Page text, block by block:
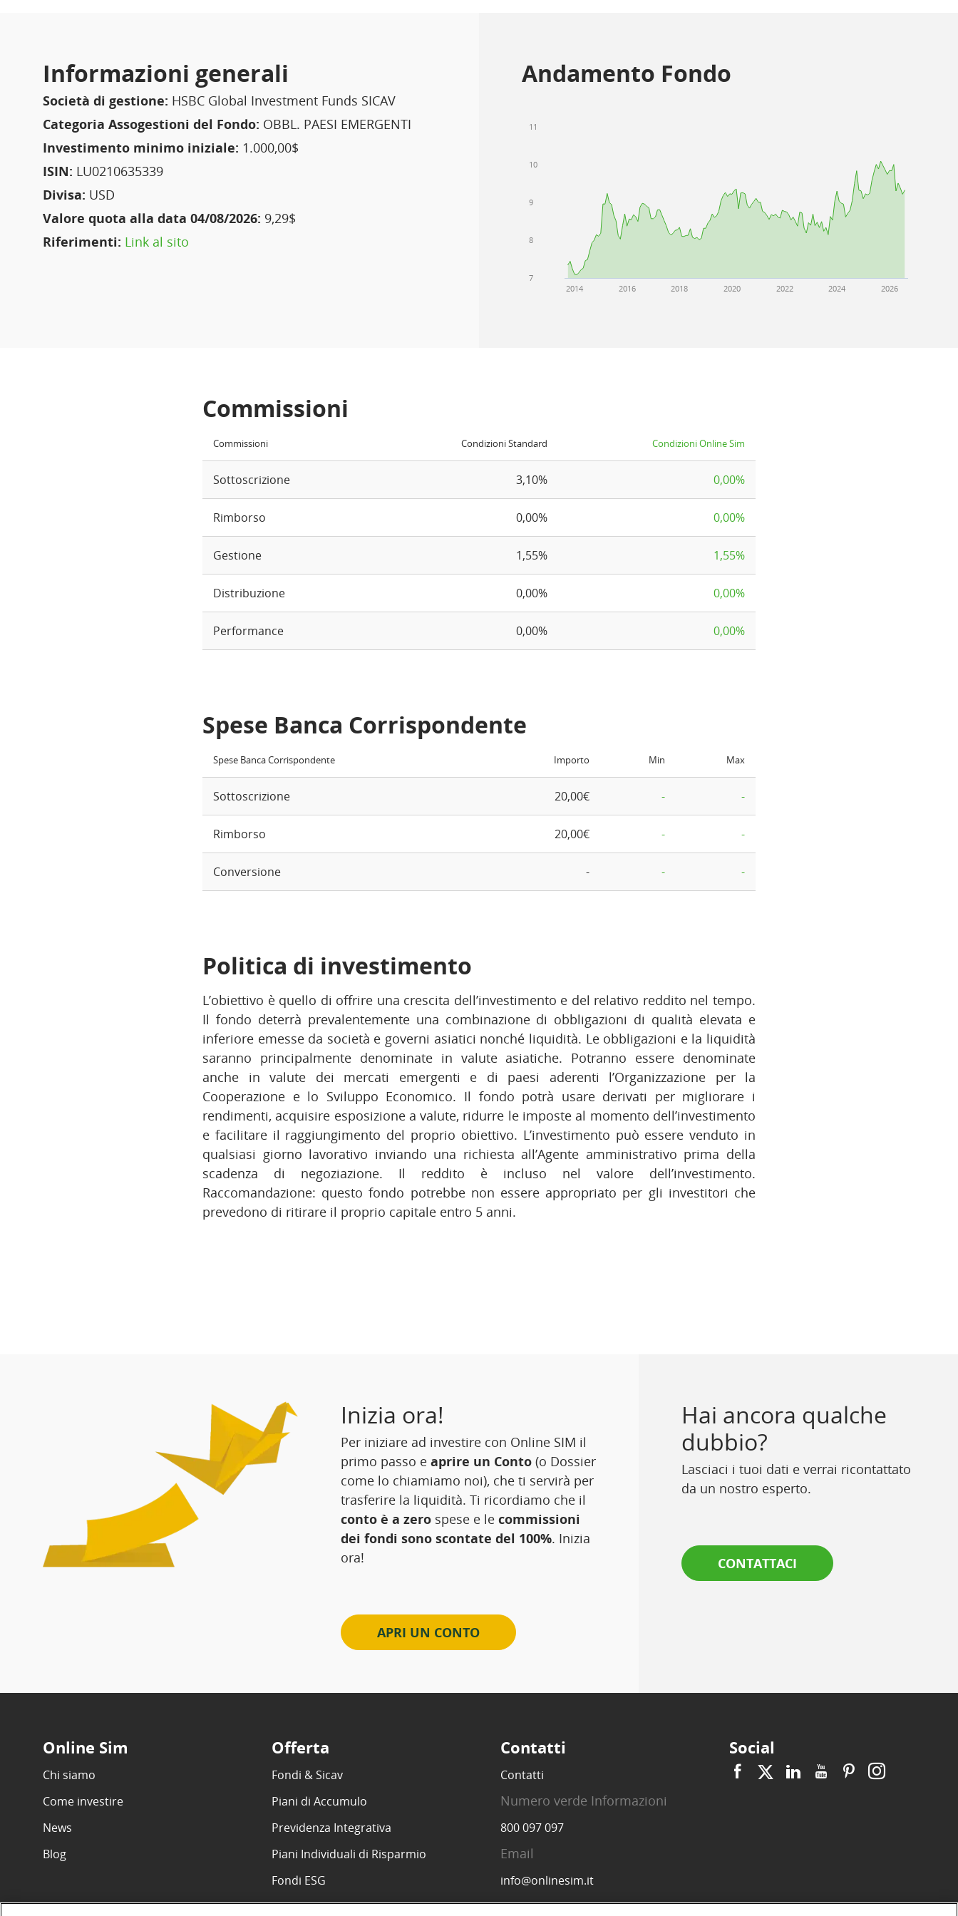
Informazioni generali
Società di gestione: HSBC Global Investment Funds SICAV
Categoria Assogestioni del Fondo: OBBL. PAESI EMERGENTI
Investimento minimo iniziale: 1.000,00$
ISIN: LU0210635339
Divisa: USD
Valore quota alla data 04/08/2026: 9,29$
Riferimenti: Link al sito
Andamento Fondo
2014 2016 2018 2020 2022 2024 2026
7
8
9
10
11
Commissioni
Commissioni Condizioni Standard Condizioni Online Sim
Sottoscrizione 3,10% 0,00%
Rimborso 0,00% 0,00%
Gestione 1,55% 1,55%
Distribuzione 0,00% 0,00%
Performance 0,00% 0,00%
Spese Banca Corrispondente
Spese Banca Corrispondente Importo Min Max
Sottoscrizione 20,00€ - -
Rimborso 20,00€ - -
Conversione - - -
Politica di investimento
L’obiettivo è quello di offrire una crescita dell’investimento e del relativo reddito nel tempo.
Il fondo deterrà prevalentemente una combinazione di obbligazioni di qualità elevata e
inferiore emesse da società e governi asiatici nonché liquidità. Le obbligazioni e la liquidità
saranno principalmente denominate in valute asiatiche. Potranno essere denominate
anche in valute dei mercati emergenti e di paesi aderenti l’Organizzazione per la
Cooperazione e lo Sviluppo Economico. Il fondo potrà usare derivati per migliorare i
rendimenti, acquisire esposizione a valute, ridurre le imposte al momento dell’investimento
e facilitare il raggiungimento del proprio obiettivo. L’investimento può essere venduto in
qualsiasi giorno lavorativo inviando una richiesta all’Agente amministrativo prima della
scadenza di negoziazione. Il reddito è incluso nel valore dell’investimento.
Raccomandazione: questo fondo potrebbe non essere appropriato per gli investitori che
prevedono di ritirare il proprio capitale entro 5 anni.
Inizia ora!
Per iniziare ad investire con Online SIM il
primo passo e aprire un Conto (o Dossier
come lo chiamiamo noi), che ti servirà per
trasferire la liquidità. Ti ricordiamo che il
conto è a zero spese e le commissioni
dei fondi sono scontate del 100%. Inizia
ora!
APRI UN CONTO
Hai ancora qualche
dubbio?
Lasciaci i tuoi dati e verrai ricontattato
da un nostro esperto.
CONTATTACI
Online Sim
Chi siamo
Come investire
News
Blog
Offerta
Fondi & Sicav
Piani di Accumulo
Previdenza Integrativa
Piani Individuali di Risparmio
Fondi ESG
Contatti
Contatti
Numero verde Informazioni
800 097 097
Email
info@onlinesim.it
Social